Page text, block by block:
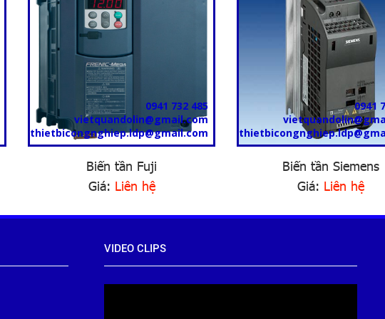
0941 732 485
vietquandolin@gmail.com
thietbicongnghiep.ldp@gmail.com
Biến tần Fuji
Giá: Liên hệ
0941
Biến tần Siemens
Giá: Liên hệ
VIDEO CLIPS